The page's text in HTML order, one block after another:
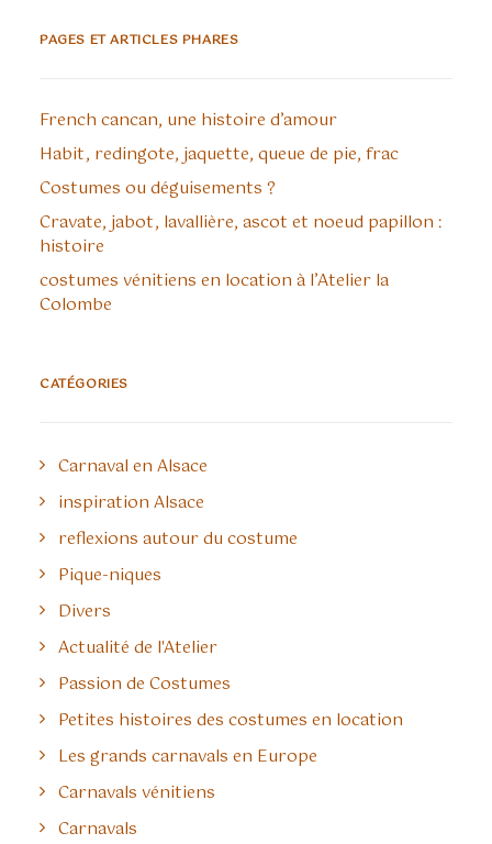
PAGES ET ARTICLES PHARES
French cancan, une histoire d’amour
Habit, redingote, jaquette, queue de pie, frac
Costumes ou déguisements ?
Cravate, jabot, lavallière, ascot et noeud papillon :
histoire
costumes vénitiens en location à l’Atelier la
Colombe
CATÉGORIES
Carnaval en Alsace
inspiration Alsace
reflexions autour du costume
Pique-niques
Divers
Actualité de l'Atelier
Passion de Costumes
Petites histoires des costumes en location
Les grands carnavals en Europe
Carnavals vénitiens
Carnavals